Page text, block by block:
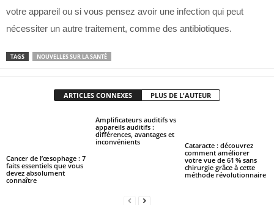
votre appareil ou si vous pensez avoir une infection qui peut
nécessiter un autre traitement, comme des antibiotiques.
TAGS NOUVELLES SUR LA SANTÉ
ARTICLES CONNEXES PLUS DE L'AUTEUR
Cancer de l’œsophage : 7
faits essentiels que vous
devez absolument
connaître
Amplificateurs auditifs vs
appareils auditifs :
différences, avantages et
inconvénients
Cataracte : découvrez
comment améliorer
votre vue de 61 % sans
chirurgie grâce à cette
méthode révolutionnaire